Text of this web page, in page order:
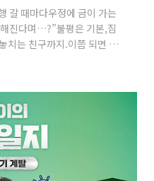
갈 때마다우정에 금이 가는
진다며…?”불평은 기본,짐
치는 친구까지.이쯤 되면 슬
른 거 아니야?”IBK기업은
드_영상_보러가기​IBK I-
리겠습니다!여행을 더 즐겁
는경비와 혜택도 중요한 요
드는대한항공 마일리지 적
분들에게 유용한 카드입니
..